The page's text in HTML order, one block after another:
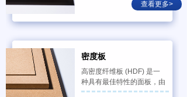
查看更多>
密度板
高密度纤维板 (HDF) 是一
种具有最佳特性的面板，由
木纤维与树脂混合制成，并